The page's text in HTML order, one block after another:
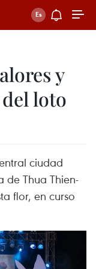
y
loto
ciudad
de Thua Thien-
flor, en curso